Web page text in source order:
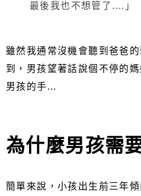
最後我也不想管了....」
雖然我通常沒機會聽到爸爸
到，男孩望著話說個不停的
男孩的手...
為什麼男孩需
簡單來說，小孩出生前三年